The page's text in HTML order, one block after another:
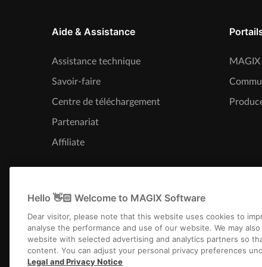
Aide & Assistance
Assistance technique
Savoir-faire
Centre de téléchargement
Partenariat
Affiliate
Hello 👋🏻 Welcome to MAGIX Software
Dear visitor, please note that this website uses cookies to
analyse the performance and use of our website. We may
website with selected advertising and analytics partners so
content. You can adjust your personal privacy preferences
Legal and Privacy Notice